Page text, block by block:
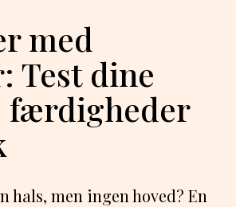
med
Test dine
færdigheder
hals, men ingen hoved? En